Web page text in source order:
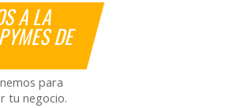
A LA
DE
para
tu negocio.